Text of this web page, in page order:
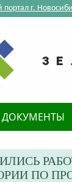
г.
ДОКУМЕНТЫ
ПО